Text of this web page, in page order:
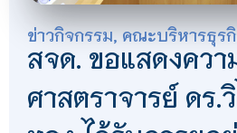
ข่าวกิจกรรม คณะบริหารธุร
สจด. ขอแสดงคว
ศาสตราจารย์ ดร.